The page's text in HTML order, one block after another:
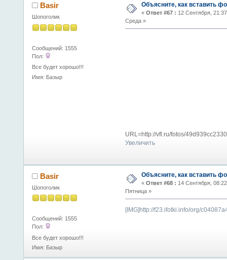
Basir
Шопоголик
Сообщений: 1555
Пол:
Все будет хорошо!!!
Имя: Базыр
Объясните, как вставить
« Ответ #67 : 12 Сентября,
Среда »
URL=http://vfl.ru/fotos/
Увеличить
Basir
Шопоголик
Сообщений: 1555
Пол:
Все будет хорошо!!!
Имя: Базыр
Объясните, как вставить
« Ответ #68 : 14 Сентября,
Пятница »
[IMG]http://f23.ifotki.info/org/